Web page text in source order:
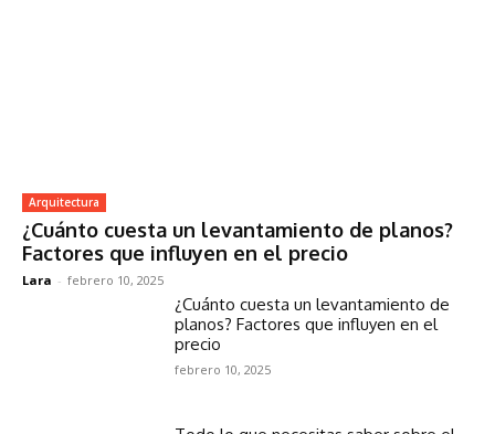
Arquitectura
¿Cuánto cuesta un levantamiento de planos?
Factores que influyen en el precio
Lara - febrero 10, 2025
¿Cuánto cuesta un levantamiento de
planos? Factores que influyen en el
precio
febrero 10, 2025